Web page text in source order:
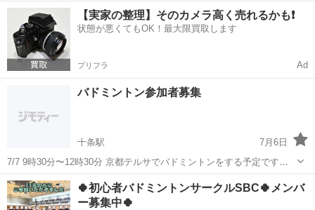
りますが、バドミントンで楽しみながら運動したいと思い投稿しまし
くださる方を募集中です😅 場所...
京都 京都市 丹波口駅 バドミントン
【実家の整理】そのカメラ高く売れるかも❗️
状態が悪くてもOK！最大限買取します
プリフラ Ad
バドミントン参加者募集
十条駅
7月6日
7/7 9時30分〜12時30分 京都テルサでバドミントンをする予定です。
人が足りてないので来てください。 今のところ2人です。 みんなで割
り勘予定です。 ラケット等持ってきていだだけると嬉しいです。 よろ
しくお願いします。
京都 京都市 十条駅 バドミントン
🍀初心者バドミントンサークルSBC🍀メンバ
ー募集中🍀